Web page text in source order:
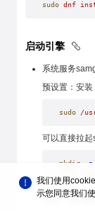
sudo dnf
启动引擎
系统服务
预设置：安装
sudo /
可以直接拉起
mkdir -p
或者，自行配
我们使用
示您同意我们